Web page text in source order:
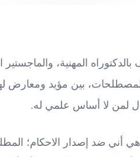
المهنية، والماجستير
بين مؤيد ومعارض لها
لمن لا أساس علمي له.
وهي أني ضد إصدار الاحكام؛